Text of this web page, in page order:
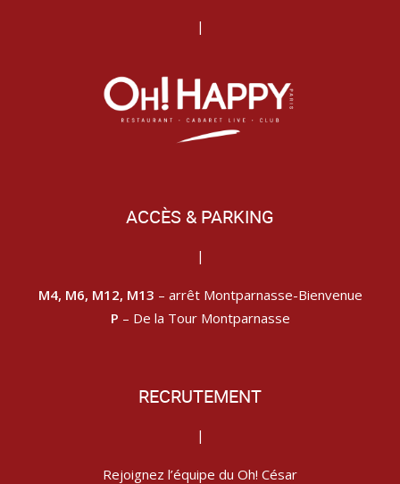
|
ACCÈS & PARKING
|
M4, M6, M12, M13 – arrêt Montparnasse-Bienvenue
P – De la Tour Montparnasse
RECRUTEMENT
|
Rejoignez l’équipe du Oh! César